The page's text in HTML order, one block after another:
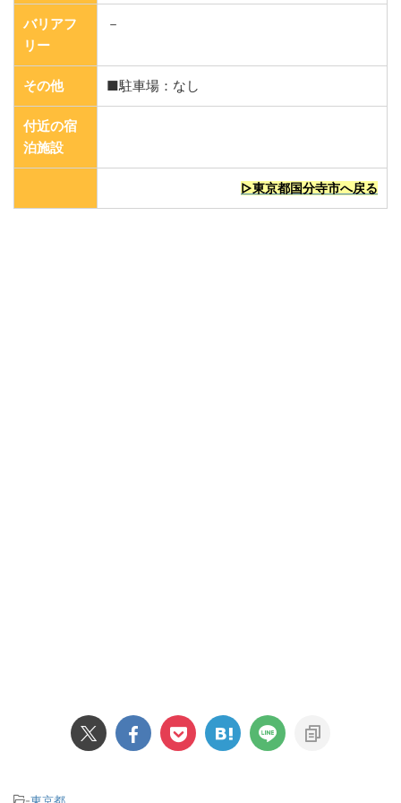
バリアフ
リー
－
その他 ■駐車場：なし
付近の宿
泊施設
▷東京都国分寺市へ戻る
-東京都